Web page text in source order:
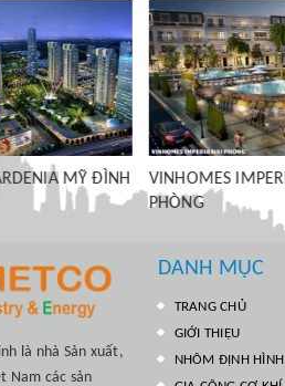
MỸ ĐÌNH
VINHOMES IMPERIA HẢI
PHÒNG
là nhà Sản xuất,
Nam các sản
DANH MỤC
TRANG CHỦ
GIỚI THIỆU
NHÔM ĐỊNH HÌNH